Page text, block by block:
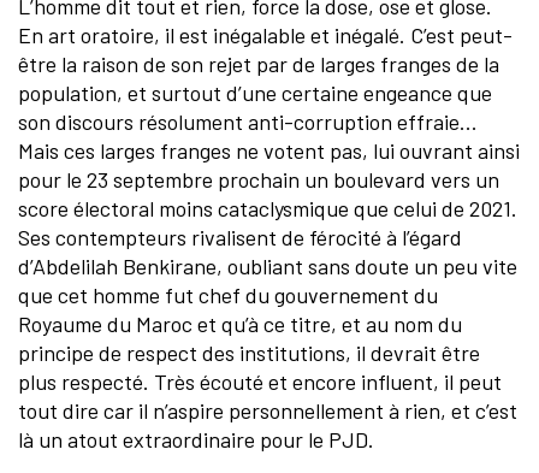
L’homme dit tout et rien, force la dose, ose et glose.
En art oratoire, il est inégalable et inégalé. C’est peut-
être la raison de son rejet par de larges franges de la
population, et surtout d’une certaine engeance que
son discours résolument anti-corruption effraie...
Mais ces larges franges ne votent pas, lui ouvrant ainsi
pour le 23 septembre prochain un boulevard vers un
score électoral moins cataclysmique que celui de 2021.
Ses contempteurs rivalisent de férocité à l’égard
d’Abdelilah Benkirane, oubliant sans doute un peu vite
que cet homme fut chef du gouvernement du
Royaume du Maroc et qu’à ce titre, et au nom du
principe de respect des institutions, il devrait être
plus respecté. Très écouté et encore influent, il peut
tout dire car il n’aspire personnellement à rien, et c’est
là un atout extraordinaire pour le PJD.